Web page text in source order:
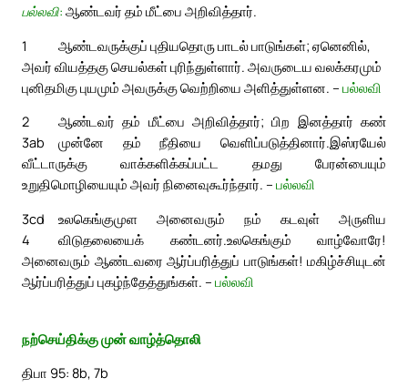
பல்லவி: ஆண்டவர் தம் மீட்பை அறிவித்தார்.
1
ஆண்டவருக்குப் புதியதொரு பாடல் பாடுங்கள்; ஏனெனில்,
அவர் வியத்தகு செயல்கள் புரிந்துள்ளார். அவருடைய வலக்கரமும்
புனிதமிகு புயமும் அவருக்கு வெற்றியை அளித்துள்ளன. – பல்லவி
2
ஆண்டவர் தம் மீட்பை அறிவித்தார்; பிற இனத்தார் கண்
முன்னே தம் நீதியை வெளிப்படுத்தினார்.
3ab
இஸ்ரயேல்
வீட்டாருக்கு வாக்களிக்கப்பட்ட தமது பேரன்பையும்
உறுதிமொழியையும் அவர் நினைவுகூர்ந்தார். – பல்லவி
3cd
உலகெங்குமுள அனைவரும் நம் கடவுள் அருளிய
விடுதலையைக் கண்டனர்.
4
உலகெங்கும் வாழ்வோரே!
அனைவரும் ஆண்டவரை ஆர்ப்பரித்துப் பாடுங்கள்! மகிழ்ச்சியுடன்
ஆர்ப்பரித்துப் புகழ்ந்தேத்துங்கள். – பல்லவி
நற்செய்திக்கு முன் வாழ்த்தொலி
திபா 95: 8b, 7b